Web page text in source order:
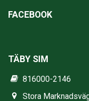
FACEBOOK
TÄBY SIM
816000-2146
Stora